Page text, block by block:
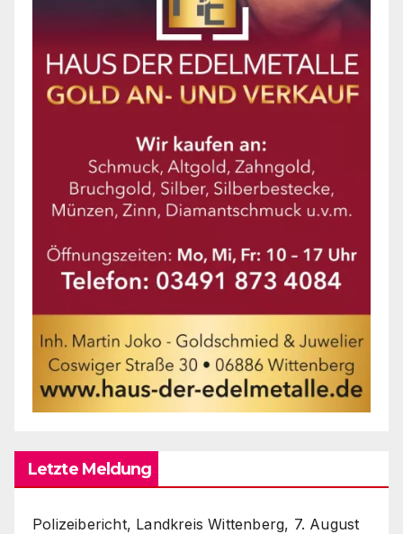
Letzte Meldung
Polizeibericht, Landkreis Wittenberg, 7. August